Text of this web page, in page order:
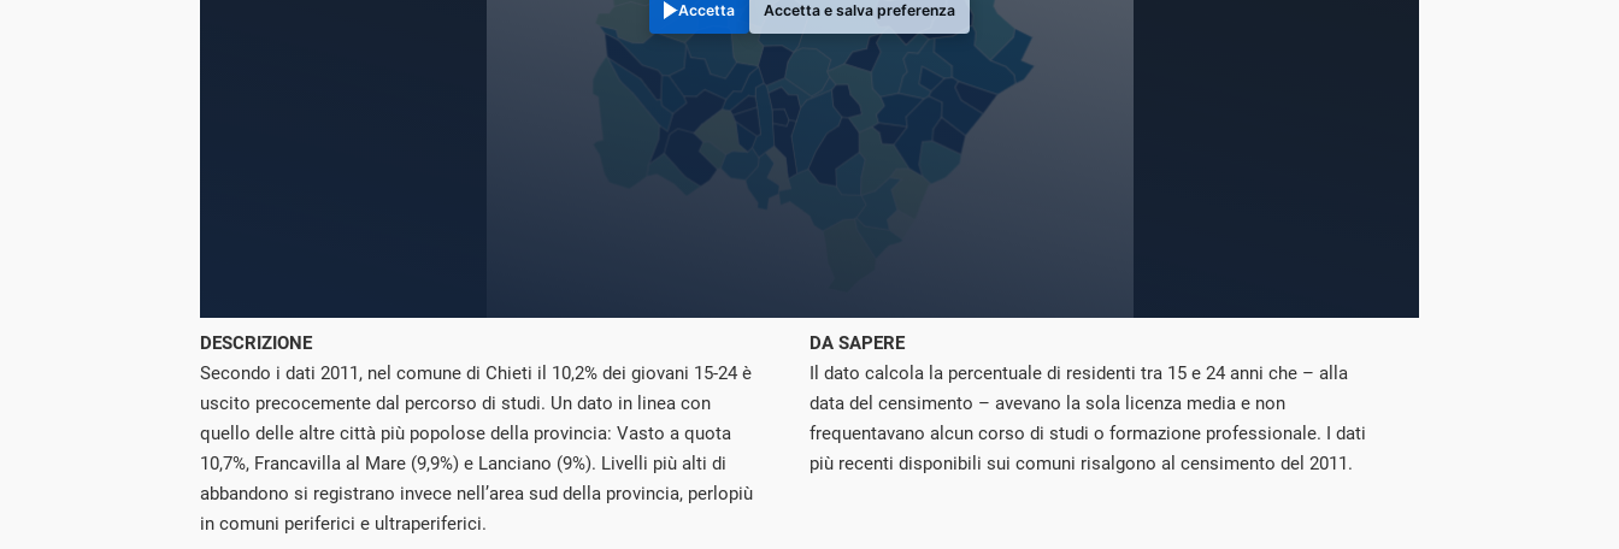
Accetta Accetta e salva preferenza
DESCRIZIONE
Secondo i dati 2011, nel comune di Chieti il 10,2% dei giovani 15-24 è
uscito precocemente dal percorso di studi. Un dato in linea con
quello delle altre città più popolose della provincia: Vasto a quota
10,7%, Francavilla al Mare (9,9%) e Lanciano (9%). Livelli più alti di
abbandono si registrano invece nell’area sud della provincia, perlopiù
in comuni periferici e ultraperiferici.
DA SAPERE
Il dato calcola la percentuale di residenti tra 15 e 24 anni che – alla
data del censimento – avevano la sola licenza media e non
frequentavano alcun corso di studi o formazione professionale. I dati
più recenti disponibili sui comuni risalgono al censimento del 2011.